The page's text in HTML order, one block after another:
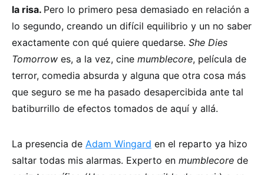
la risa. Pero lo primero pesa demasiado en relación a
lo segundo, creando un difícil equilibrio y un no saber
exactamente con qué quiere quedarse. She Dies
Tomorrow es, a la vez, cine mumblecore, película de
terror, comedia absurda y alguna que otra cosa más
que seguro se me ha pasado desapercibida ante tal
batiburrillo de efectos tomados de aquí y allá.
La presencia de Adam Wingard en el reparto ya hizo
saltar todas mis alarmas. Experto en mumblecore de